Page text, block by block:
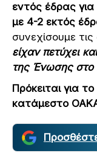
εντός έδρας
με 4-2 εκτός
συνεχίσουμε
είχαν πετύχει
της Ένωσης στο
Πρόκειται για
κατάμεστο